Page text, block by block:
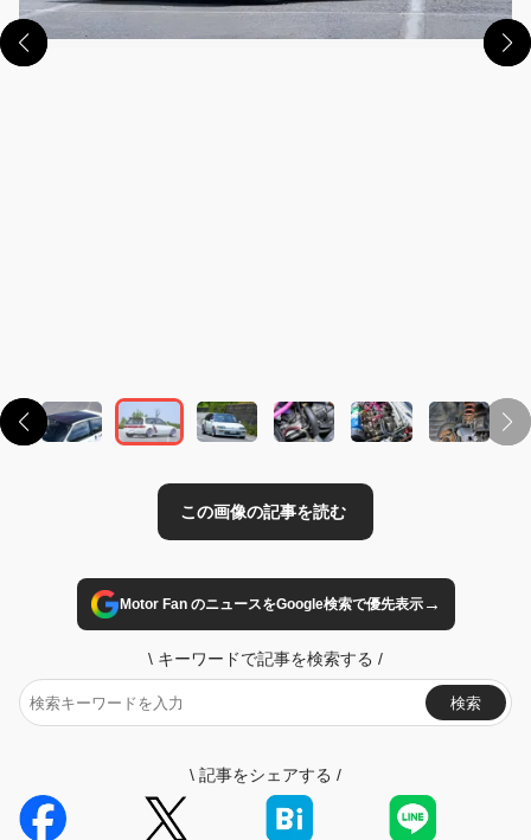
Motor Fan のニュースをGoogle検索で優先表示→
\ キーワードで記事を検索する /
検索
\ 記事をシェアする /